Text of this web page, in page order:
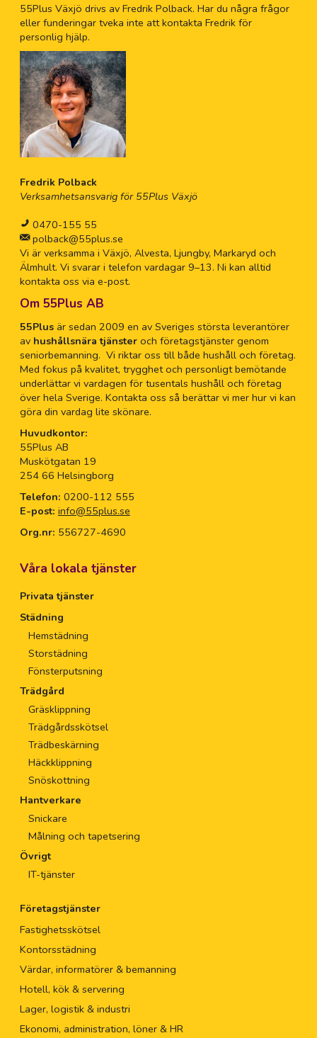
55Plus Växjö drivs av Fredrik Polback. Har du några frågor
eller funderingar tveka inte att kontakta Fredrik för
personlig hjälp.
Fredrik Polback
Verksamhetsansvarig för 55Plus Växjö
0470-155 55
polback@55plus.se
Vi är verksamma i Växjö, Alvesta, Ljungby, Markaryd och
Älmhult. Vi svarar i telefon vardagar 9–13. Ni kan alltid
kontakta oss via e-post.
Om 55Plus AB
55Plusär sedan 2009 en av Sveriges största leverantörer
av hushållsnära tjänsteroch företagstjänster genom
seniorbemanning. Vi riktar oss till både hushåll och företag.
Med fokus på kvalitet, trygghet och personligt bemötande
underlättar vi vardagen för tusentals hushåll och företag
över hela Sverige. Kontakta oss så berättar vi mer hur vi kan
göra din vardag lite skönare.
Huvudkontor:
55Plus AB
Muskötgatan 19
254 66 Helsingborg
Telefon: 0200-112 555
E-post: info@55plus.se
Org.nr: 556727-4690
Våra lokala tjänster
Privata tjänster
Städning
Hemstädning
Storstädning
Fönsterputsning
Trädgård
Gräsklippning
Trädgårdsskötsel
Trädbeskärning
Häckklippning
Snöskottning
Hantverkare
Snickare
Målning och tapetsering
Övrigt
IT-tjänster
Företagstjänster
Fastighetsskötsel
Kontorsstädning
Värdar, informatörer & bemanning
Hotell, kök & servering
Lager, logistik & industri
Ekonomi, administration, löner & HR